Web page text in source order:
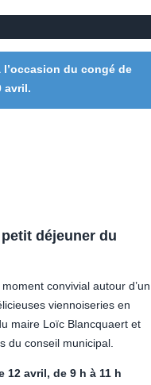
du congé de
avril.
déjeuner du
moment convivial autour d’un
viennoiseries en
maire Loïc Blancquaert et
du conseil municipal.
12 avril, de 9 h à 11 h